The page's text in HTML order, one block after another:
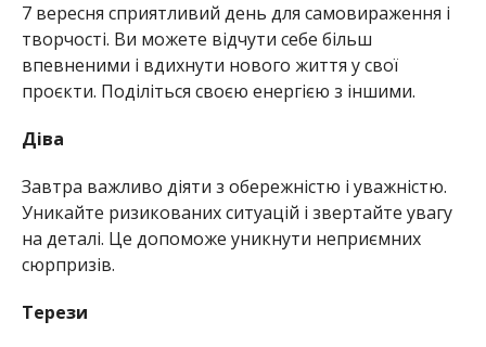
7 вересня сприятливий день для самовираження і
творчості. Ви можете відчути себе більш
впевненими і вдихнути нового життя у свої
проєкти. Поділіться своєю енергією з іншими.
Діва
Завтра важливо діяти з обережністю і уважністю.
Уникайте ризикованих ситуацій і звертайте увагу
на деталі. Це допоможе уникнути неприємних
сюрпризів.
Терези